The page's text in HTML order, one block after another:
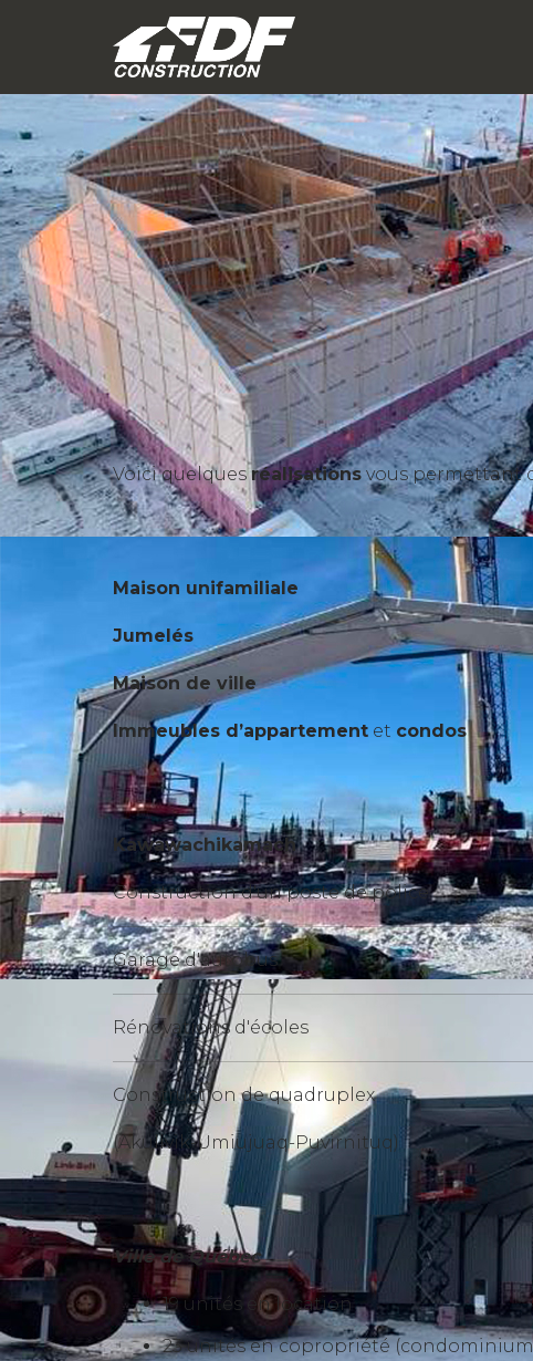
Voici quelquesréalisations vous permettant
Maison unifamiliale
Jumelés
Maison de ville
Immeubles d’appartement et condos
Kawawachikamach
Construction d'un poste de police
Garage d'autobus
Rénovations d'écoles
Construction de quadruplex
(Akulivik-Umiujuaq-Puvirnituq)
Ville de Québec
19 unités en location
23 unités en copropriété